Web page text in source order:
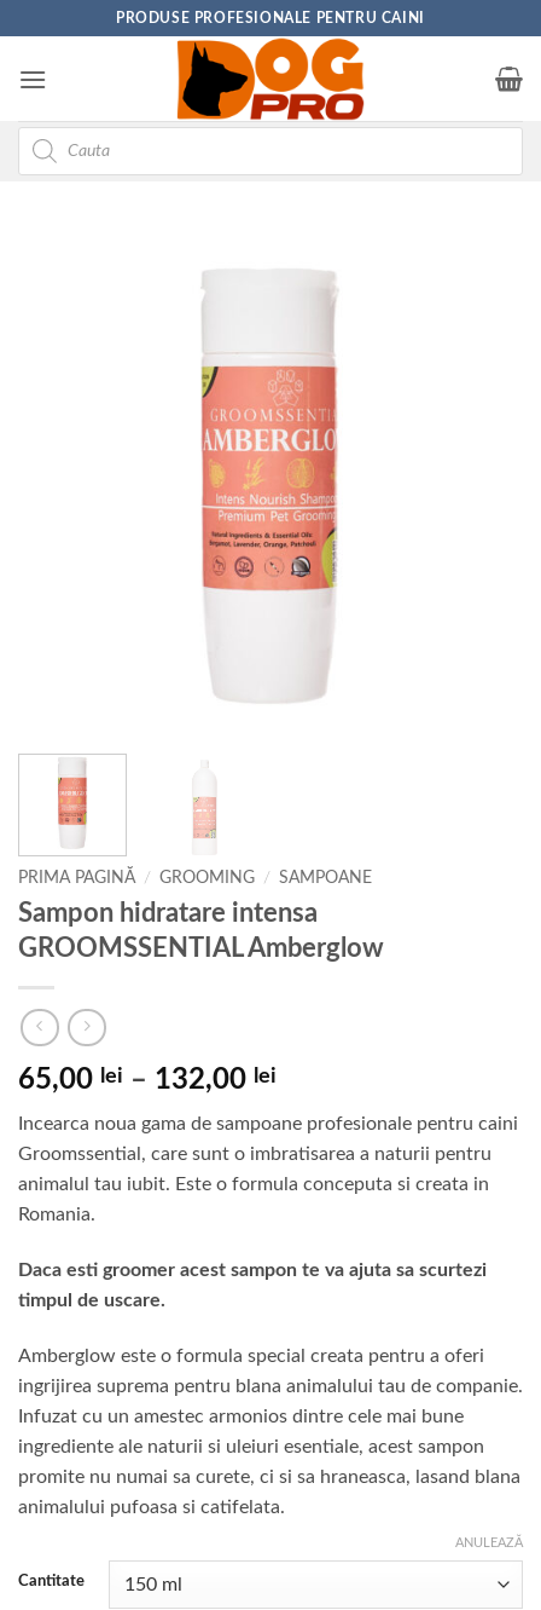
content
PRODUSE PROFESIONALE PENTRU CAINI
Products
search
PRIMA PAGINĂ / GROOMING / SAMPOANE
Sampon hidratare intensa
GROOMSSENTIAL Amberglow
65,00 lei – 132,00 lei
prețuri:
65,00 lei
până
Incearca noua gama de sampoane profesionale pentru caini
Groomssential, care sunt o imbratisarea a naturii pentru
animalul tau iubit. Este o formula conceputa si creata in
Romania.
Daca esti groomer acest sampon te va ajuta sa scurtezi
timpul de uscare.
Amberglow este o formula special creata pentru a oferi
ingrijirea suprema pentru blana animalului tau de companie.
Infuzat cu un amestec armonios dintre cele mai bune
ingrediente ale naturii si uleiuri esentiale, acest sampon
promite nu numai sa curete, ci si sa hraneasca, lasand blana
animalului pufoasa si catifelata.
Cantitate
ANULEAZĂ